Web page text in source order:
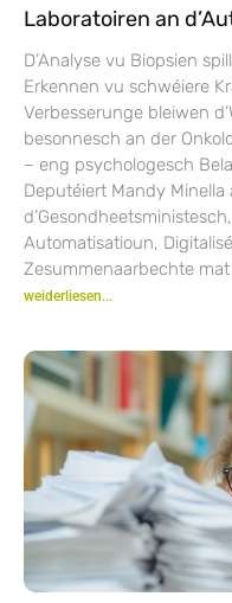
Laboratoiren an
D’Analyse vu Biopsien
Erkennen vu schwéiere
Verbesserunge bleiwen
besonnesch an der
– eng psychologesch
Deputéiert Mandy Minella
Automatisatioun,
Zesummenaarbechte
weiderliesen...